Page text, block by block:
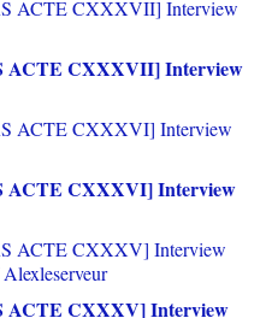
ACTE CXXXVII] Interview
ACTE CXXXVI] Interview
ACTE CXXXV] Interview